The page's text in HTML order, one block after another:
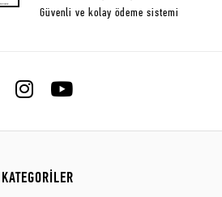
Güvenli ve kolay ödeme sistemi
KATEGORİLER